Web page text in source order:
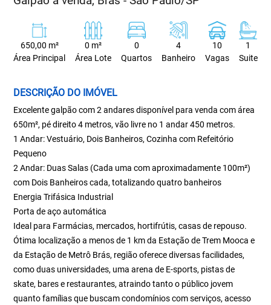
650,00 m²
Área Principal
0 m²
Área Lote
0
Quartos
4
Banheiro
10
Vagas
1
Suite
DESCRIÇÃO DO IMÓVEL
Excelente galpão com 2 andares disponível para venda com área
650m², pé direito 4 metros, vão livre no 1 andar 450 metros.
1 Andar: Vestuário, Dois Banheiros, Cozinha com Refeitório
Pequeno
2 Andar: Duas Salas (Cada uma com aproximadamente 100m²)
com Dois Banheiros cada, totalizando quatro banheiros
Energia Trifásica Industrial
Porta de aço automática
Ideal para Farmácias, mercados, hortifrútis, casas de repouso.
Ótima localização a menos de 1 km da Estação de Trem Mooca e
da Estação de Metrô Brás, região oferece diversas facilidades,
como duas universidades, uma arena de E-sports, pistas de
skate, bares e restaurantes, atraindo tanto o público jovem
quanto famílias que buscam condomínios com serviços, acesso